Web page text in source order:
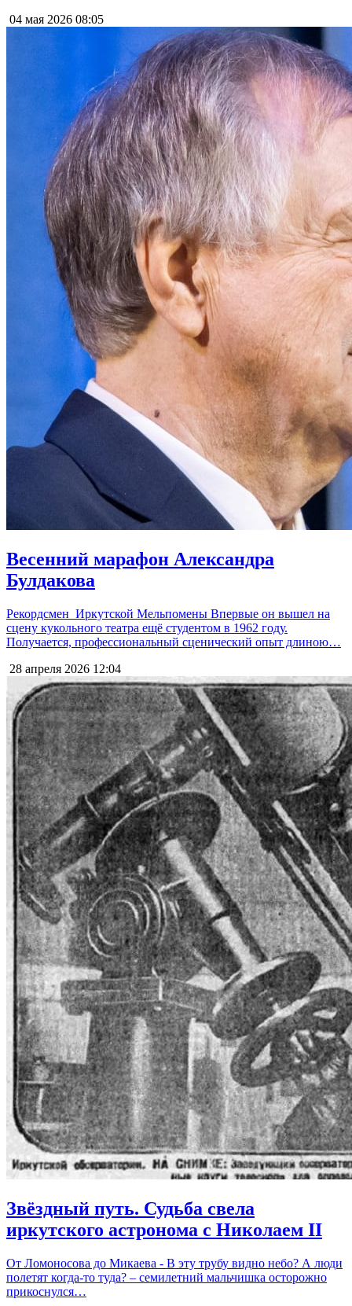
04 мая 2026 08:05
Весенний марафон Александра
Булдакова
Рекордсмен Иркутской Мельпомены Впервые он вышел на
сцену кукольного театра ещё студентом в 1962 году.
Получается, профессиональный сценический опыт длиною…
28 апреля 2026 12:04
Звёздный путь. Судьба свела
иркутского астронома с Николаем II
От Ломоносова до Микаева - В эту трубу видно небо? А люди
полетят когда-то туда? – семилетний мальчишка осторожно
прикоснулся…